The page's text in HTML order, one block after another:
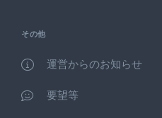
その他
運営からのお知らせ
要望等